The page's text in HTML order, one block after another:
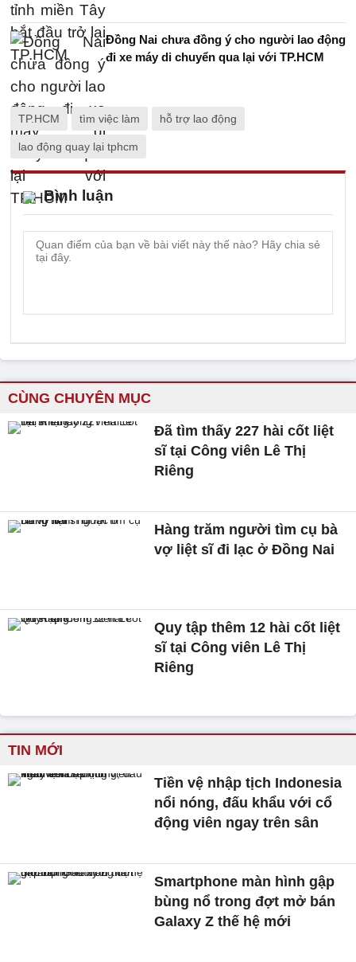
Đồng Nai chưa đồng ý cho người lao động
đi xe máy di chuyển qua lại với TP.HCM
TP.HCM tìm việc làm hỗ trợ lao động
lao động quay lại tphcm
Bình luận
CÙNG CHUYÊN MỤC
Đã tìm thấy 227 hài cốt liệt
sĩ tại Công viên Lê Thị
Riêng
Hàng trăm người tìm cụ bà
vợ liệt sĩ đi lạc ở Đồng Nai
Quy tập thêm 12 hài cốt liệt
sĩ tại Công viên Lê Thị
Riêng
TIN MỚI
Tiền vệ nhập tịch Indonesia
nổi nóng, đấu khẩu với cổ
động viên ngay trên sân
Smartphone màn hình gập
bùng nổ trong đợt mở bán
Galaxy Z thế hệ mới